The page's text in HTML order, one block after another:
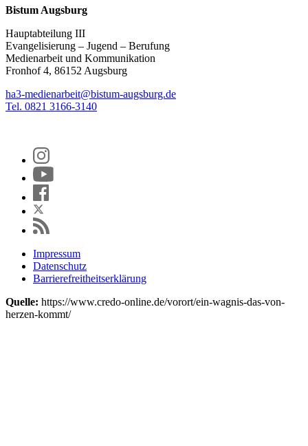
Bistum Augsburg
Hauptabteilung III
Evangelisierung – Jugend – Berufung
Medienarbeit und Kommunikation
Fronhof 4, 86152 Augsburg
ha3-medienarbeit@bistum-augsburg.de
Tel. 0821 3166-3140
Impressum
Datenschutz
Barrierefreitheitserklärung
Quelle: https://www.credo-online.de/vorort/ein-wagnis-das-von-
herzen-kommt/